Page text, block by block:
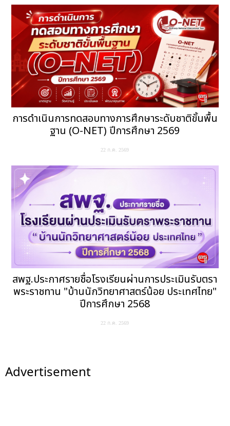
การดำเนินการทดสอบทางการศึกษาระดับชาติขั้นพื้น
ฐาน (O-NET) ปีการศึกษา 2569
22 ก.ค. 2569
สพฐ.ประกาศรายชื่อโรงเรียนผ่านการประเมินรับตรา
พระราชทาน "บ้านนักวิทยาศาสตร์น้อย ประเทศไทย"
ปีการศึกษา 2568
22 ก.ค. 2569
Advertisement